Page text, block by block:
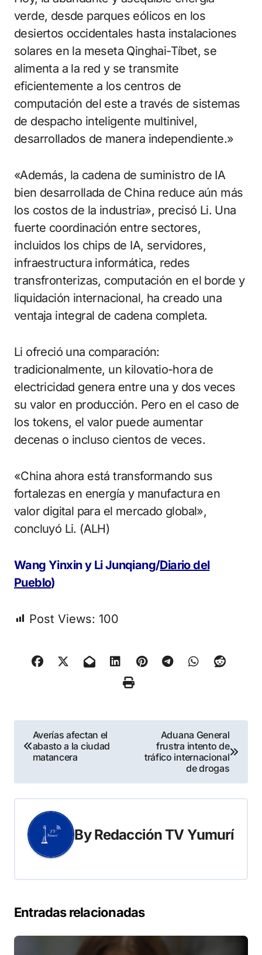
verde, desde parques eólicos en los
desiertos occidentales hasta instalaciones
solares en la meseta Qinghai-Tíbet, se
alimenta a la red y se transmite
eficientemente a los centros de
computación del este a través de sistemas
de despacho inteligente multinivel,
desarrollados de manera independiente.»
«Además, la cadena de suministro de IA
bien desarrollada de China reduce aún más
los costos de la industria», precisó Li. Una
fuerte coordinación entre sectores,
incluidos los chips de IA, servidores,
infraestructura informática, redes
transfronterizas, computación en el borde y
liquidación internacional, ha creado una
ventaja integral de cadena completa.
Li ofreció una comparación:
tradicionalmente, un kilovatio-hora de
electricidad genera entre una y dos veces
su valor en producción. Pero en el caso de
los tokens, el valor puede aumentar
decenas o incluso cientos de veces.
«China ahora está transformando sus
fortalezas en energía y manufactura en
valor digital para el mercado global»,
concluyó Li. (ALH)
Wang Yinxin y Li Junqiang/Diario del
Pueblo)
Post Views: 100
Navegación
de
entradas
Averías afectan el
abasto a la ciudad
matancera
Aduana General
frustra intento de
tráfico internacional
de drogas
ByRedacción TV Yumurí
Entradas relacionadas